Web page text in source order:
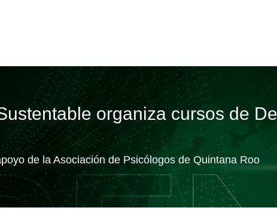
organiza cursos de
de la Asociación de Psicólogos de Quintana Roo